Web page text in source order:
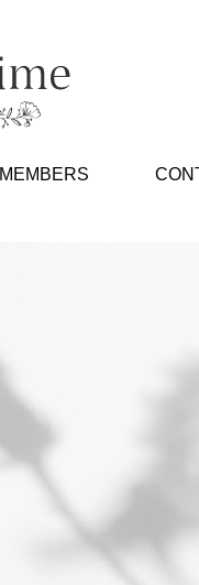
MEMBERS